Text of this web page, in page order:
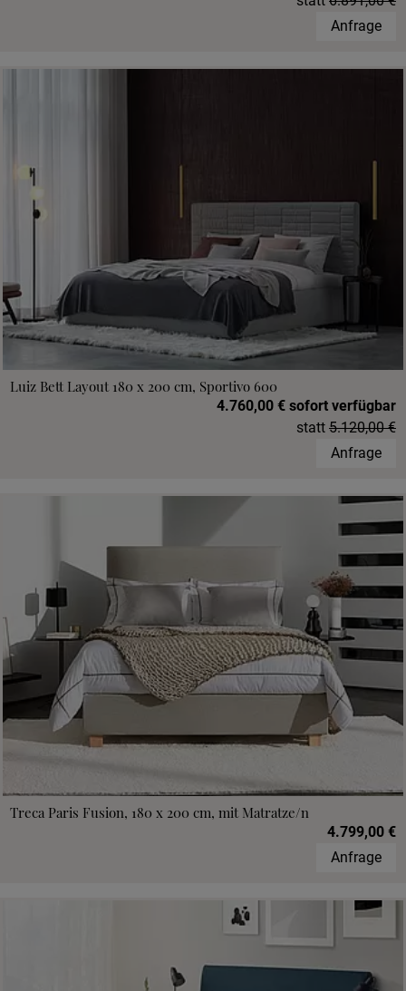
Anfrage
Luiz Bett Layout 180 x 200 cm, Sportivo 600
4.760,00 € sofort verfügbar
statt 5.120,00 €
Anfrage
Treca Paris Fusion, 180 x 200 cm, mit Matratze/n
4.799,00 €
Anfrage